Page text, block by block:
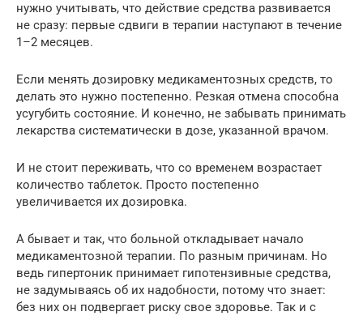
нужно учитывать, что действие средства развивается
не сразу: первые сдвиги в терапии наступают в течение
1–2 месяцев.
Если менять дозировку медикаментозных средств, то
делать это нужно постепенно. Резкая отмена способна
усугубить состояние. И конечно, не забывать принимать
лекарства систематически в дозе, указанной врачом.
И не стоит переживать, что со временем возрастает
количество таблеток. Просто постепенно
увеличивается их дозировка.
А бывает и так, что больной откладывает начало
медикаментозной терапии. По разным причинам. Но
ведь гипертоник принимает гипотензивные средства,
не задумываясь об их надобности, потому что знает:
без них он подвергает риску свое здоровье. Так и с